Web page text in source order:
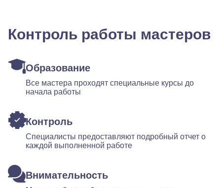
Контроль работы мастеров
Образование
Все мастера проходят специальные курсы до
начала работы
Контроль
Специалисты предоставляют подробный отчет о
каждой выполненной работе
Внимательность